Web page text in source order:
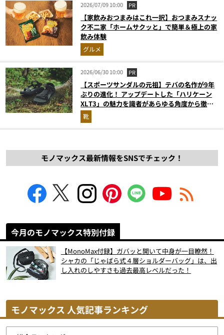
2026/07/09 10:00 PR
【家飲みおつまみはこれ一択】おつまみスナッ
ク不二家「ホームサクッと」で簡単＆極上の家
飲み体験
グルメ
2026/06/30 10:00 PR
【スポーツサンダルの元祖】テバの名作が9年
ぶりの進化！ アップデートした「ハリケーン
XLT3」の魅力を識者があらゆる角度から徹底
解説！
靴
モノマックス最新情報をSNSでチェック！
今月のモノマックス特別付録
【MonoMax付録】ガバッと開いて中身が一目瞭然！
シャカの「じゃばら式４層ショルダーバッグ」は、出
し入れのしやすさも過去最高レベルだった！
モノマックス 人気記事ランキング